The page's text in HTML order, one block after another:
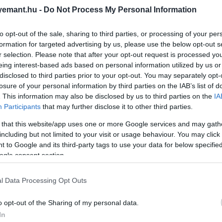
- Do Not Process My Personal Information
opt-out of the sale, sharing to third parties, or processing of your
for targeted advertising by us, please use the below opt-out
selection. Please note that after your opt-out request is processed
interest-based ads based on personal information utilized by us
to third parties prior to your opt-out. You may separately
of your personal information by third parties on the IAB’s list of
This information may also be disclosed by us to third parties on the
Participants that may further disclose it to other third parties.
that this website/app uses one or more Google services and may
but not limited to your visit or usage behaviour. You may
to Google and its third-party tags to use your data for below
consent section.
Data Processing Opt Outs
opt-out of the Sharing of my personal data.
és a látókéreg együttműködése. És
és kategorizálására
is jellemző.
az ókori rómaiak
az evolúciós fejlődési szakaszokkal függnek